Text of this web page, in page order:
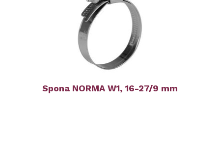
Spona NORMA W1, 16-27/9 mm